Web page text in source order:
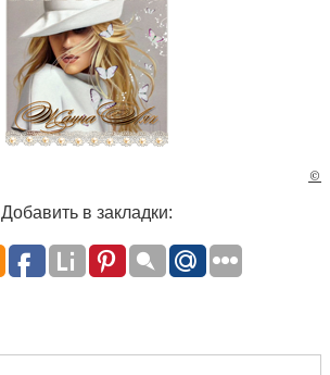
©
Добавить в закладки: